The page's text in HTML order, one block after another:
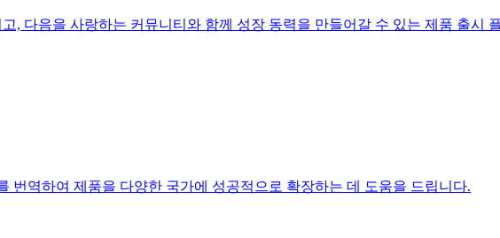
, 다음을 사랑하는 커뮤니티와 함께 성장 동력을 만들어갈 수 있는 제품 출시
번역하여 제품을 다양한 국가에 성공적으로 확장하는 데 도움을 드립니다.